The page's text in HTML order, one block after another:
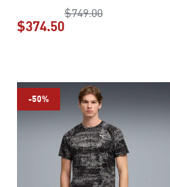
$749.00precio
$374.50
-50%